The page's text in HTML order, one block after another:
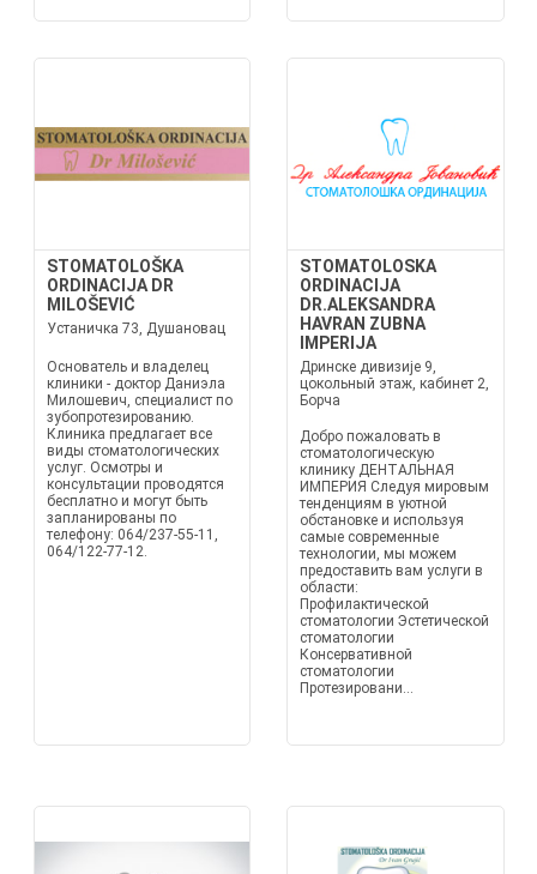
STOMATOLOŠKA
ORDINACIJA DR
MILOŠEVIĆ
Устаничка 73, Душановац
Основатель и владелец
клиники - доктор Даниэла
Милошевич, специалист по
зубопротезированию.
Клиника предлагает все
виды стоматологических
услуг. Осмотры и
консультации проводятся
бесплатно и могут быть
запланированы по
телефону: 064/237-55-11,
064/122-77-12.
STOMATOLOSKA
ORDINACIJA
DR.ALEKSANDRA
HAVRAN ZUBNA
IMPERIJA
Дринске дивизије 9,
цокольный этаж, кабинет 2,
Борча
Добро пожаловать в
стоматологическую
клинику ДЕНТАЛЬНАЯ
ИМПЕРИЯ Следуя мировым
тенденциям в уютной
обстановке и используя
самые современные
технологии, мы можем
предоставить вам услуги в
области:
Профилактической
стоматологии Эстетической
стоматологии
Консервативной
стоматологии
Протезировани...